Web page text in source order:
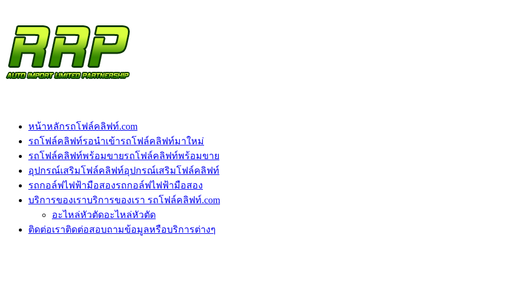
หน้าหลักรถโฟล์คลิฟท์.com
รถโฟล์คลิฟท์รอนำเข้ารถโฟล์คลิฟท์มาใหม่
รถโฟล์คลิฟท์พร้อมขายรถโฟล์คลิฟท์พร้อมขาย
อุปกรณ์เสริมโฟล์คลิฟท์อุปกรณ์เสริมโฟล์คลิฟท์
รถกอล์ฟไฟฟ้ามือสองรถกอล์ฟไฟฟ้ามือสอง
บริการของเราบริการของเรา รถโฟล์คลิฟท์.com
อะไหล่หัวตัดอะไหล่หัวตัด
ติดต่อเราติดต่อสอบถามข้อมูลหรือบริการต่างๆ